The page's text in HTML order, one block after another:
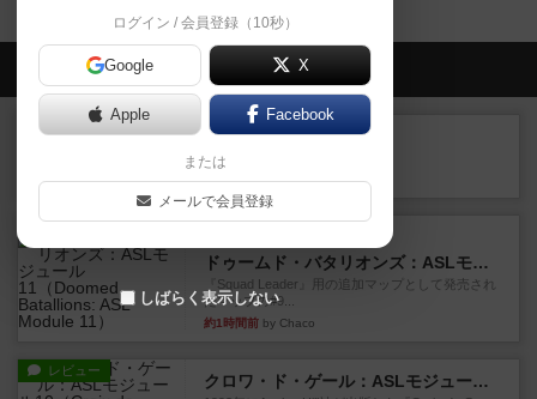
会員の新しい投稿
レビュー カタン
神ゲー
6分前by アプー
レビュー
ドゥームド・バタリオンズ：ASLモジュール11
『Squad Leader』用の追加マップとして発売され
たマップの#9...
約1時間前 by Chaco
レビュー
クロワ・ド・ゲール：ASLモジュール10
ログイン / 会員登録（10秒）
Google X
Apple Facebook
または
メールで会員登録
しばらく表示しない